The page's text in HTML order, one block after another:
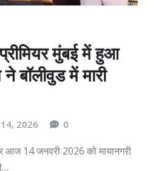
मुंबई में हुआ
बॉलीवुड में मारी
14, 2026 0
आज 14 जनवरी 2026 को मायानगरी